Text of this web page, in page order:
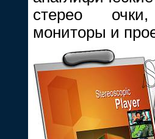
стерео очки,
мониторы и